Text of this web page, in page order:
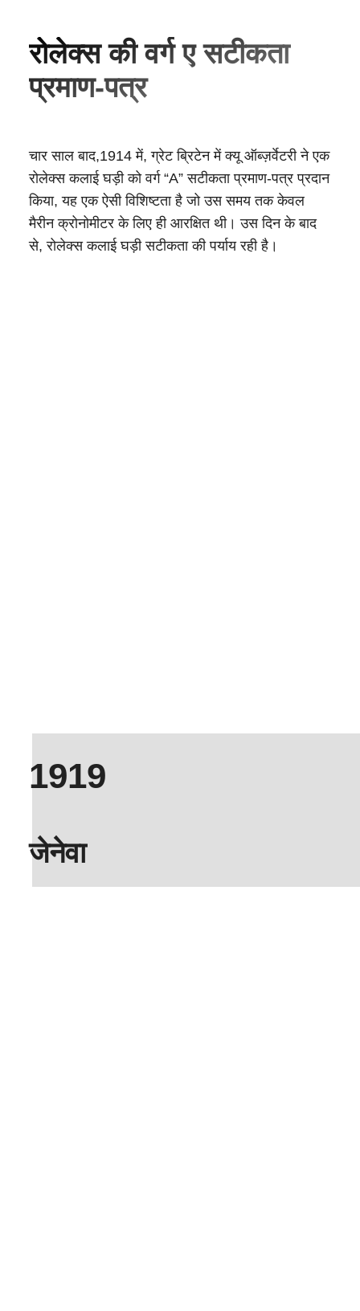
रोलेक्स की वर्ग ए सटीकता
प्रमाण-पत्र
चार साल बाद,1914 में, ग्रेट ब्रिटेन में क्यू ऑब्ज़र्वेटरी ने एक
रोलेक्स कलाई घड़ी को वर्ग “A” सटीकता प्रमाण-पत्र प्रदान
किया, यह एक ऐसी विशिष्टता है जो उस समय तक केवल
मैरीन क्रोनोमीटर के लिए ही आरक्षित थी। उस दिन के बाद
से, रोलेक्स कलाई घड़ी सटीकता की पर्याय रही है।
1919
जेनेवा